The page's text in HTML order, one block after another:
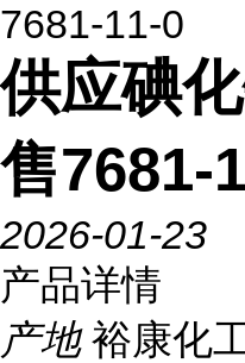
7681-11-0
供应碘
售7681-
2026-01-23
产品详情
产地 裕康化